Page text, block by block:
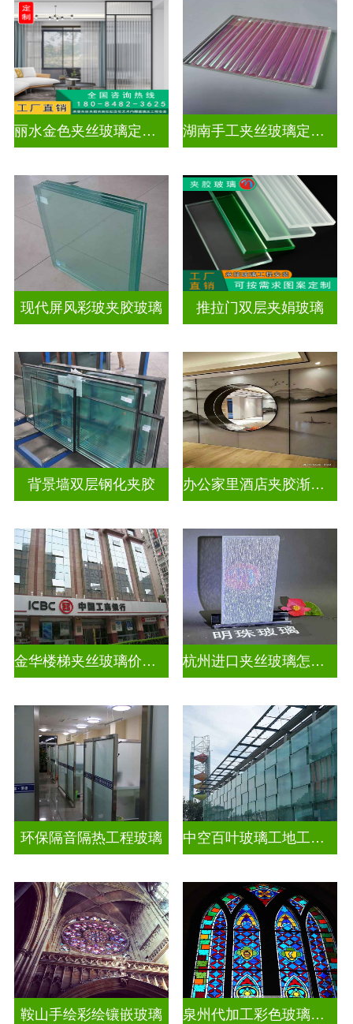
丽水金色夹丝玻璃定制电话 湖南手工夹丝玻璃定制工厂
现代屏风彩玻夹胶玻璃 推拉门双层夹娟玻璃
背景墙双层钢化夹胶 办公家里酒店夹胶渐变玻璃
金华楼梯夹丝玻璃价钱多少一米 杭州进口夹丝玻璃怎么卖
环保隔音隔热工程玻璃 中空百叶玻璃工地工装装饰玻璃
鞍山手绘彩绘镶嵌玻璃 泉州代加工彩色玻璃穹顶